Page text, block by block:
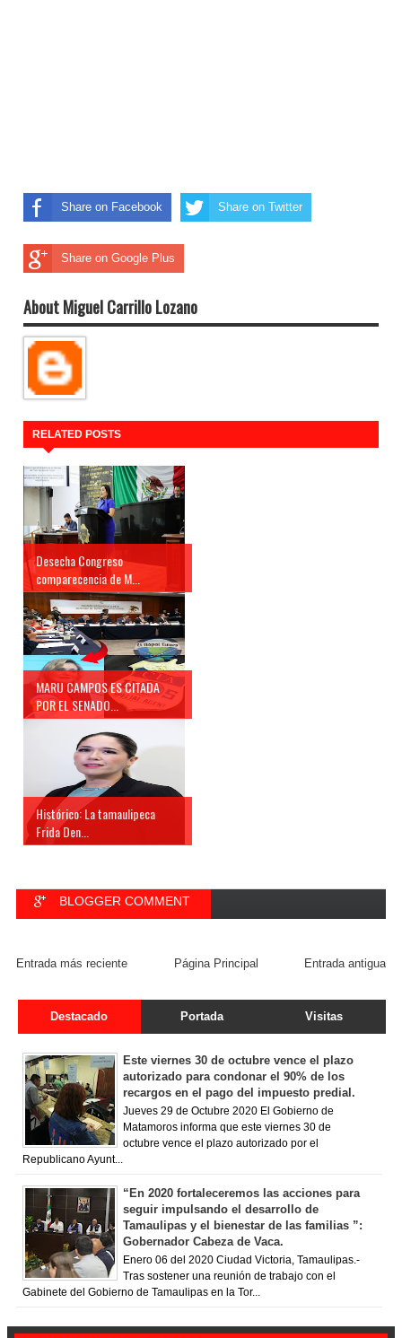
Share on Facebook Share on Twitter
Share on Google Plus
About Miguel Carrillo Lozano
RELATED POSTS
Desecha Congreso
comparecencia de M...
MARU CAMPOS ES CITADA
POR EL SENADO...
Histórico: La tamaulipeca
Frida Den...
BLOGGER COMMENT
Entrada más reciente Entrada antigua
Página Principal
Destacado Portada Visitas
Este viernes 30 de octubre vence el plazo
autorizado para condonar el 90% de los
recargos en el pago del impuesto predial.
Jueves 29 de Octubre 2020 El Gobierno de
Matamoros informa que este viernes 30 de
octubre vence el plazo autorizado por el
Republicano Ayunt...
“En 2020 fortaleceremos las acciones para
seguir impulsando el desarrollo de
Tamaulipas y el bienestar de las familias ”:
Gobernador Cabeza de Vaca.
Enero 06 del 2020 Ciudad Victoria, Tamaulipas.-
Tras sostener una reunión de trabajo con el
Gabinete del Gobierno de Tamaulipas en la Tor...